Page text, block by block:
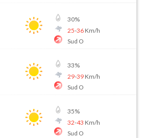
30%
25-36Km/h
Sud O
33%
29-39Km/h
Sud O
35%
32-43 Km/h
Sud O